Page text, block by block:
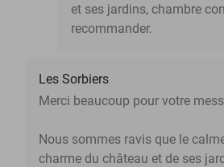
et ses jardins, chambre
recommander.
Les Sorbiers
Merci beaucoup pour votre
Nous sommes ravis que le
charme du château et de ses